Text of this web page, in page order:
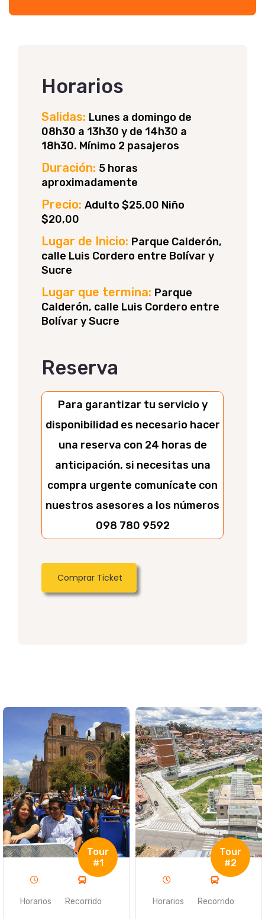
Horarios
Salidas: Lunes a domingo de
08h30 a 13h30 y de 14h30 a
18h30. Mínimo 2 pasajeros
Duración: 5 horas
aproximadamente
Precio: Adulto $25,00 Niño
$20,00
Lugar de Inicio: Parque Calderón,
calle Luis Cordero entre Bolívar y
Sucre
Lugar que termina: Parque
Calderón, calle Luis Cordero entre
Bolívar y Sucre
Reserva
Para garantizar tu servicio y
disponibilidad es necesario hacer
una reserva con 24 horas de
anticipación, si necesitas una
compra urgente comunícate con
nuestros asesores a los números
098 780 9592
Comprar Ticket
Tour
#2
Horarios Recorrido
Tour
#6
Horarios Recorrido